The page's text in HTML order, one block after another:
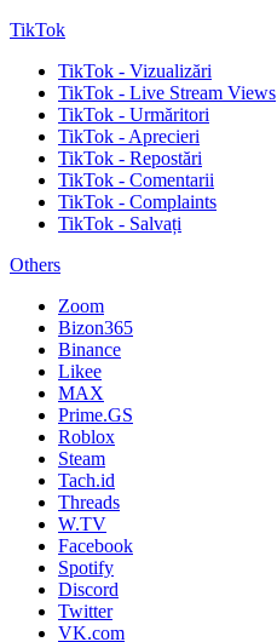
TikTok
TikTok - Vizualizări
TikTok - Live Stream Views
TikTok - Urmăritori
TikTok - Aprecieri
TikTok - Repostări
TikTok - Comentarii
TikTok - Complaints
TikTok - Salvați
Others
Zoom
Bizon365
Binance
Likee
MAX
Prime.GS
Roblox
Steam
Tach.id
Threads
W.TV
Facebook
Spotify
Discord
Twitter
VK.com